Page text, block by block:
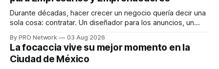
Durante décadas, hacer crecer un negocio quería decir una
sola cosa: contratar. Un diseñador para los anuncios, un
para los textos, alguien que supiera de publicidad digital
para encontrar prospectos, un vendedor para atender
llamadas y mensajes, y —con suerte— una persona
By PRO Network 03 Aug 2026
La focaccia vive su mejor momento en la
Ciudad de México